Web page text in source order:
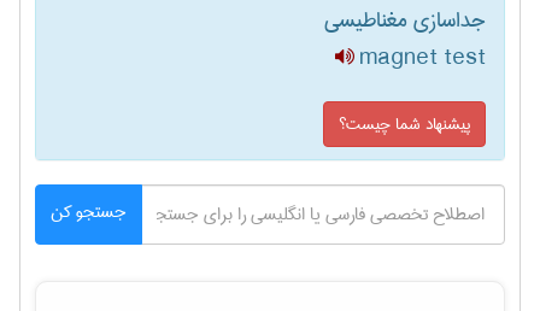
جداسازی مغناطیسی
magnet test
پیشنهاد شما چیست؟
جستجو کن